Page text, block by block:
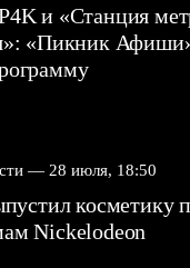
и «Станция
«Пикник
— 28 июля, 18:50
косметику
Nickelodeon